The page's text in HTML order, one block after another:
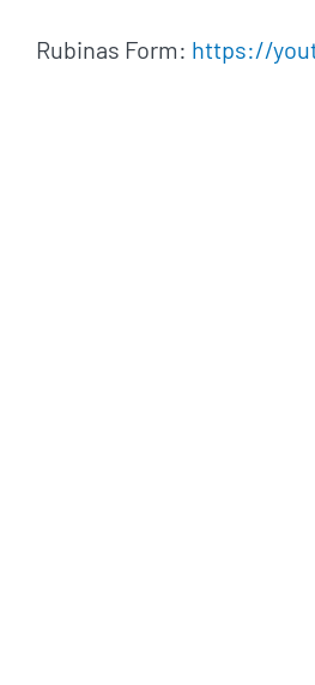
Rubinas Form: https://